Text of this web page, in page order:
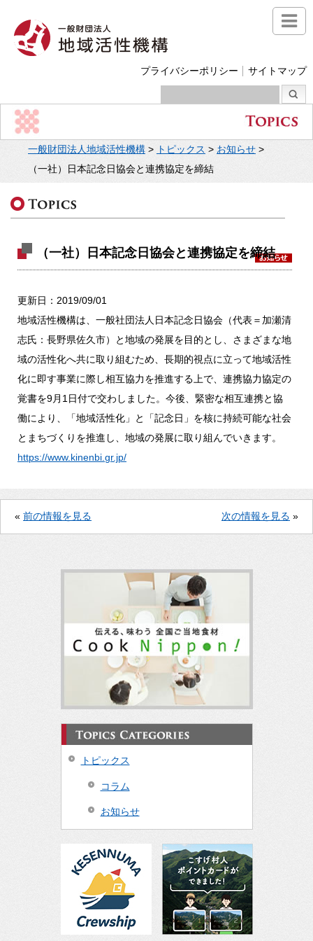
プライバシーポリシー サイトマップ
一般財団法人地域活性機構 > トピックス > お知らせ >
（一社）日本記念日協会と連携協定を締結
（一社）日本記念日協会と連携協定を締結
更新日：2019/09/01
地域活性機構は、一般社団法人日本記念日協会（代表＝加瀬清
志氏：長野県佐久市）と地域の発展を目的とし、さまざまな地
域の活性化へ共に取り組むため、長期的視点に立って地域活性
化に即す事業に際し相互協力を推進する上で、連携協力協定の
覚書を9月1日付で交わしました。今後、緊密な相互連携と協
働により、「地域活性化」と「記念日」を核に持続可能な社会
とまちづくりを推進し、地域の発展に取り組んでいきます。
https://www.kinenbi.gr.jp/
« 前の情報を見る 次の情報を見る »
トピックス
コラム
お知らせ